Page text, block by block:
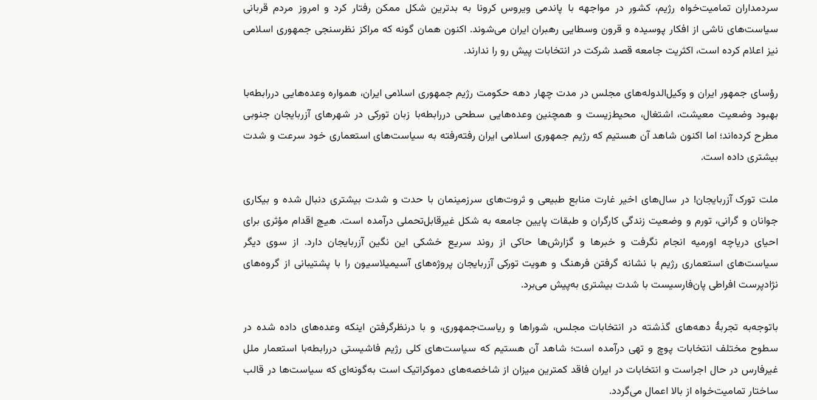
سردمداران تمامیت‌خواه رژیم، کشور در مواجهه با پاندمی ویروس کرونا به بدترین شکل ممکن رفتار کرد و امروز مردم قربانی
سیاست‌های ناشی از افکار پوسیده و قرون وسطایی رهبران ایران می‌شوند. اکنون همان گونه که مراکز نظرسنجی جمهوری اسلامی
نیز اعلام کرده است، اکثریت جامعه قصد شرکت در انتخابات پیش رو را ندارند.
رؤسای جمهور ایران و وکیل‌الدوله‌های مجلس در مدت چهار دهه حکومت رژیم جمهوری اسلامی ایران، همواره وعده‌هایی دررابطه‌با
بهبود وضعیت معیشت، اشتغال، محیط‌زیست و همچنین وعده‌هایی سطحی دررابطه‌با زبان تورکی در شهرهای آزربایجان جنوبی
مطرح کرده‌اند؛ اما اکنون شاهد آن هستیم که رژیم جمهوری اسلامی ایران رفته‌رفته به سیاست‌های استعماری خود سرعت و شدت
بیشتری داده است.
ملت تورک آزربایجان! در سال‌های اخیر غارت منابع طبیعی و ثروت‌های سرزمینمان با حدت و شدت بیشتری دنبال شده و بیکاری
جوانان و گرانی، تورم و وضعیت زندگی کارگران و طبقات پایین جامعه به شکل غیرقابل‌تحملی درآمده است. هیچ اقدام مؤثری برای
احیای دریاچه اورمیه انجام نگرفت و خبرها و گزارش‌ها حاکی از روند سریع خشکی این نگین آزربایجان دارد. از سوی دیگر
سیاست‌های استعماری رژیم با نشانه گرفتن فرهنگ و هویت تورکی آزربایجان پروژه‌های آسیمیلاسیون را با پشتیبانی از گروه‌های
نژادپرست افراطی پان‌فارسیست با شدت بیشتری به‌پیش می‌برد.
باتوجه‌به تجربهٔ دهه‌های گذشته در انتخابات مجلس، شوراها و ریاست‌جمهوری، و با درنظرگرفتن اینکه وعده‌های داده شده در
سطوح مختلف انتخابات پوچ و تهی درآمده است؛ شاهد آن هستیم که سیاست‌های کلی رژیم فاشیستی دررابطه‌با استعمار ملل
غیرفارس در حال اجراست و انتخابات در ایران فاقد کمترین میزان از شاخصه‌های دموکراتیک است به‌گونه‌ای که سیاست‌ها در قالب
ساختار تمامیت‌خواه از بالا اعمال می‌گردد.